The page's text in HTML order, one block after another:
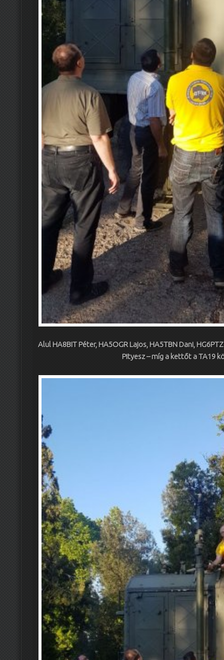
Alul HA8BIT Péter, HA5OGR Lajos, HA5TBN Dani,
Pityesz – míg a kettőt a TA19